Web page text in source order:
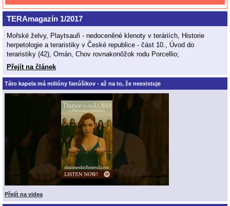
TERAmagazín 1/2017
Mořské želvy, Playtsauři - nedoceněné klenoty v teráriích, Historie
herpetologie a teraristiky v České republice - část 10., Úvod do
teraristiky (42), Omán, Chov rovnakonôžok rodu Porcellio;
Přejít na článek
Táto kapela má milióny fanúšikov - až na to, že neexistuje
Přejít na videa